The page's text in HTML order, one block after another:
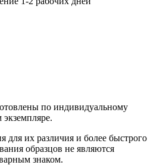
по индивидуальному
для их различия и более быстрого
образцов не являются
знаком.